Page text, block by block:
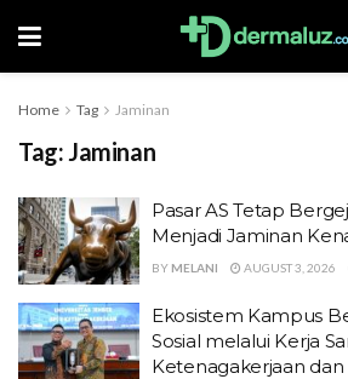
Home Tag Jaminan
Tag: Jaminan
Pasar AS Tetap
Menjadi Jaminan
BY MELANI AUGUST 3, 2026
Ekosistem Kampus
Sosial melalui Kerja
Ketenagakerjaan dan